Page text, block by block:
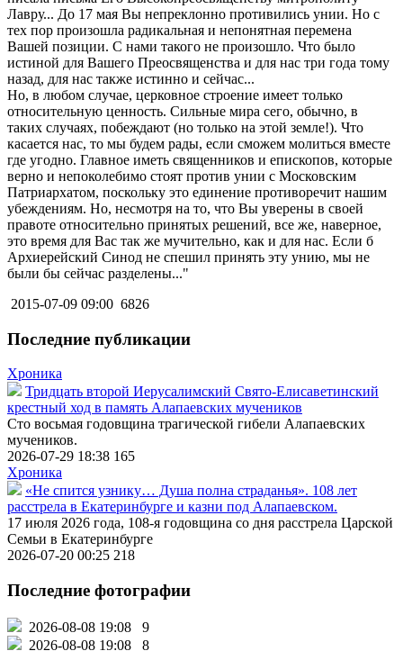
Лавру... До 17 мая Вы непреклонно противились унии. Но с
тех пор произошла радикальная и непонятная перемена
Вашей позиции. С нами такого не произошло. Что было
истиной для Вашего Преосвященства и для нас три года тому
назад, для нас также истинно и сейчас...
Но, в любом случае, церковное строение имеет только
относительную ценность. Сильные мира сего, обычно, в
таких случаях, побеждают (но только на этой земле!). Что
касается нас, то мы будем рады, если сможем молиться вместе
где угодно. Главное иметь священников и епископов, которые
верно и непоколебимо стоят против унии с Московским
Патриархатом, поскольку это единение противоречит нашим
убеждениям. Но, несмотря на то, что Вы уверены в своей
правоте относительно принятых решений, все же, наверное,
это время для Вас так же мучительно, как и для нас. Если б
Архиерейский Синод не спешил принять эту унию, мы не
были бы сейчас разделены..."
2015-07-09 09:00 6826
Последние публикации
Хроника
Тридцать второй Иерусалимский Свято-Елисаветинский
крестный ход в память Алапаевских мучеников
Сто восьмая годовщина трагической гибели Алапаевских
мучеников.
2026-07-29 18:38 165
Хроника
«Не спится узнику… Душа полна страданья». 108 лет
расстрела в Екатеринбурге и казни под Алапаевском.
17 июля 2026 года, 108-я годовщина со дня расстрела Царской
Семьи в Екатеринбурге
2026-07-20 00:25 218
Последние фотографии
2026-08-08 19:08
9
2026-08-08 19:08
8